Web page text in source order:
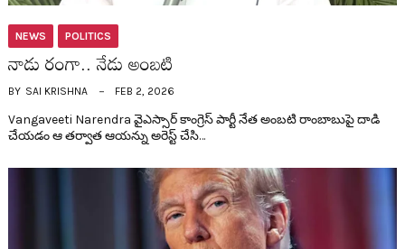
NEWS POLITICS
నాడు రంగా.. నేడు అంబ‌టి
BY SAI KRISHNA FEB 2, 2026
Vangaveeti Narendra వైఎస్సార్ కాంగ్రెస్ పార్టీ నేత అంబ‌టి రాంబాబుపై దాడి
చేయడం ఆ త‌ర్వాత ఆయ‌న్ను అరెస్ట్ చేసి…